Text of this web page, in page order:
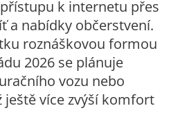
k internetu přes
a nabídky občerstvení.
roznáškovou formou
2026 se plánuje
vozu nebo
ještě více zvýší komfort